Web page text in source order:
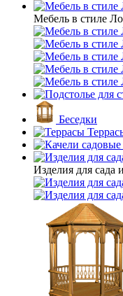
Мебель в стиле
Беседки
Изделия для сада